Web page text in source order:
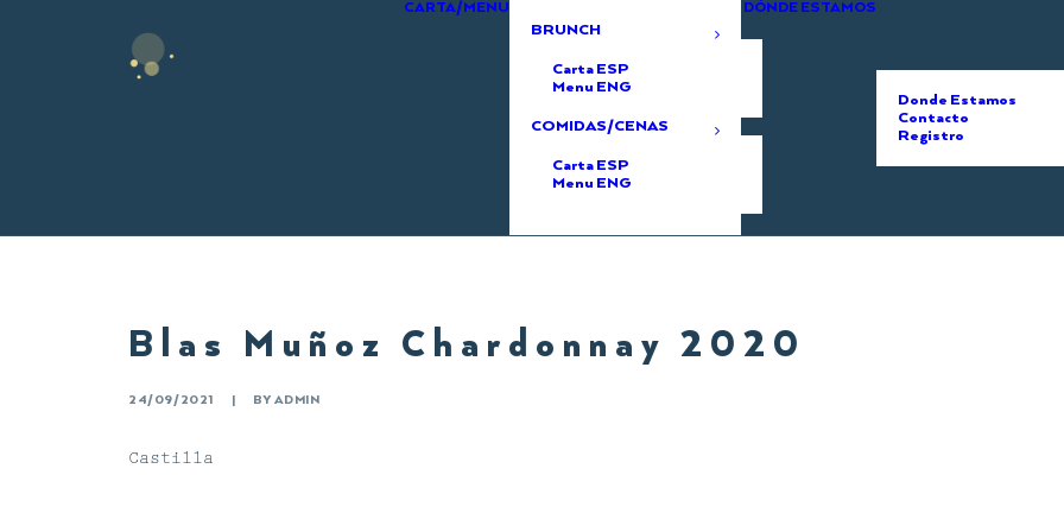
CARTA/MENU
BRUNCH
Carta ESP
Menu ENG
COMIDAS/CENAS
Carta ESP
Menu ENG
DÓNDE ESTAMOS
Donde Estamos
Contacto
Registro
Blas Muñoz Chardonnay 2020
24/09/2021 | BYADMIN
Castilla